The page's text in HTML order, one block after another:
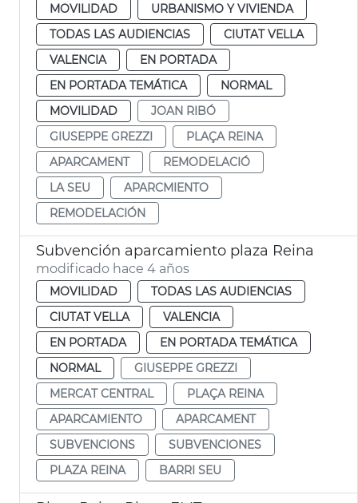
MOVILIDAD
URBANISMO Y VIVIENDA
TODAS LAS AUDIENCIAS
CIUTAT VELLA
VALENCIA
EN PORTADA
EN PORTADA TEMÁTICA
NORMAL
MOVILIDAD
JOAN RIBÓ
GIUSEPPE GREZZI
PLAÇA REINA
APARCAMENT
REMODELACIÓ
LA SEU
APARCMIENTO
REMODELACIÓN
Subvención aparcamiento plaza Reina
modificado hace 4 años
MOVILIDAD
TODAS LAS AUDIENCIAS
CIUTAT VELLA
VALENCIA
EN PORTADA
EN PORTADA TEMÁTICA
NORMAL
GIUSEPPE GREZZI
MERCAT CENTRAL
PLAÇA REINA
APARCAMIENTO
APARCAMENT
SUBVENCIONS
SUBVENCIONES
PLAZA REINA
BARRI SEU